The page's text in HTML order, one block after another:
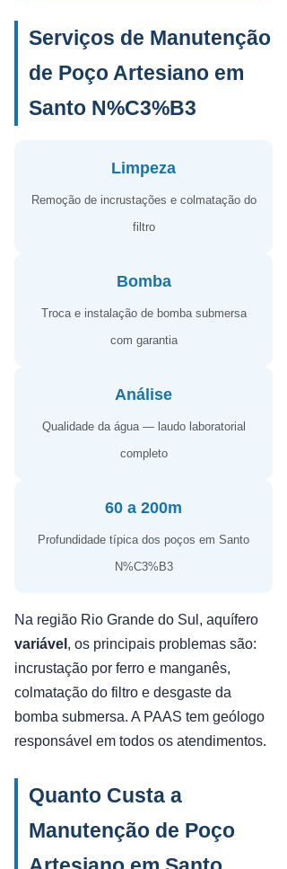
Serviços de Manutenção
de Poço Artesiano em
Santo N%C3%B3
Limpeza
Remoção de incrustações e colmatação do
filtro
Bomba
Troca e instalação de bomba submersa
com garantia
Análise
Qualidade da água — laudo laboratorial
completo
60 a 200m
Profundidade típica dos poços em Santo
N%C3%B3
Na região Rio Grande do Sul, aquífero
variável , os principais problemas são:
incrustação por ferro e manganês,
colmatação do filtro e desgaste da
bomba submersa. A PAAS tem geólogo
responsável em todos os atendimentos.
Quanto Custa a
Manutenção de Poço